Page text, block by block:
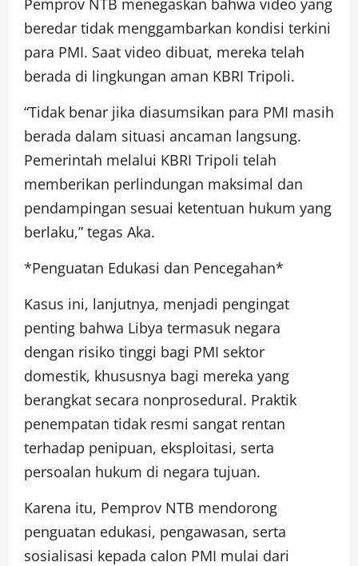
beredar tidak menggambarkan kondisi terkini
para PMI. Saat video dibuat, mereka telah
berada di lingkungan aman KBRI Tripoli.
“Tidak benar jika diasumsikan para PMI masih
berada dalam situasi ancaman langsung.
Pemerintah melalui KBRI Tripoli telah
memberikan perlindungan maksimal dan
pendampingan sesuai ketentuan hukum yang
berlaku,” tegas Aka.
*Penguatan Edukasi dan Pencegahan*
Kasus ini, lanjutnya, menjadi pengingat
penting bahwa Libya termasuk negara
dengan risiko tinggi bagi PMI sektor
domestik, khususnya bagi mereka yang
berangkat secara nonprosedural. Praktik
penempatan tidak resmi sangat rentan
terhadap penipuan, eksploitasi, serta
persoalan hukum di negara tujuan.
Karena itu, Pemprov NTB mendorong
penguatan edukasi, pengawasan, serta
sosialisasi kepada calon PMI mulai dari